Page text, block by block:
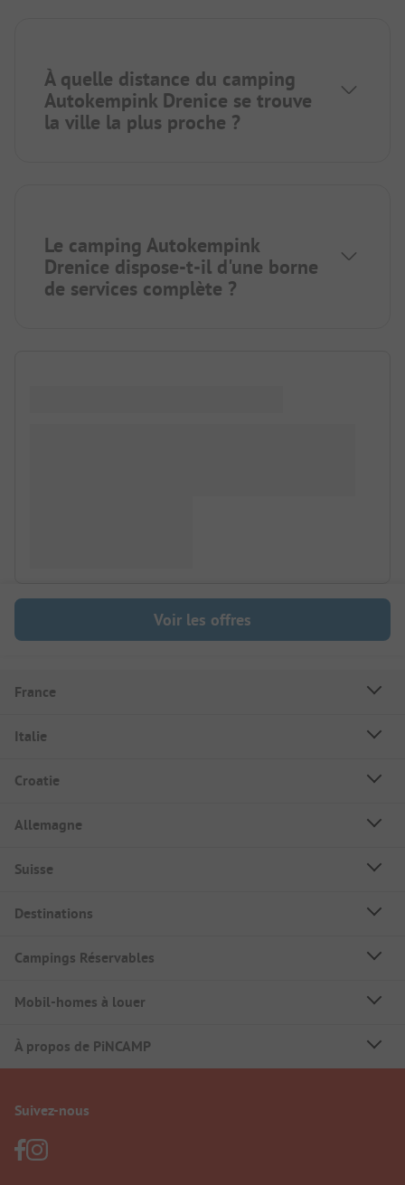
À quelle distance du camping
Autokempink Drenice se trouve
la ville la plus proche ?
Le camping Autokempink
Drenice dispose-t-il d'une borne
de services complète ?
Voir les offres
France
Italie
Croatie
Allemagne
Suisse
Destinations
Campings Réservables
Mobil-homes à louer
À propos de PiNCAMP
Suivez-nous